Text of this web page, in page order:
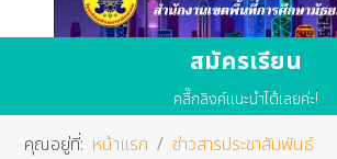
สมัครเรียน
คลื๊กลิงค์แนะนำได้เลยค่ะ!
คุณอยู่ที่: หน้าแรก
ข่าวสารประชาสัมพันธ์